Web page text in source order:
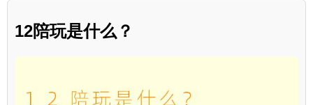
12陪玩是什么？